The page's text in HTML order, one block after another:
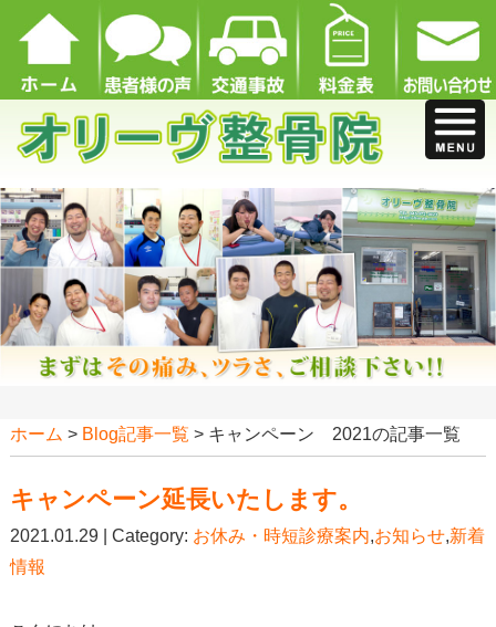
ホーム > Blog記事一覧 > キャンペーン 2021の記事一覧
キャンペーン延長いたします。
2021.01.29 | Category: お休み・時短診療案内,お知らせ,新着
情報